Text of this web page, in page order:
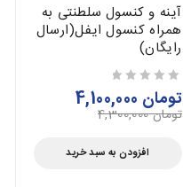
آینه و کنسول سلطنتی به
همراه کنسول ایفل(ارسال
رایگان)
تومان4,300,000
تومان
افزودن به سبد خرید